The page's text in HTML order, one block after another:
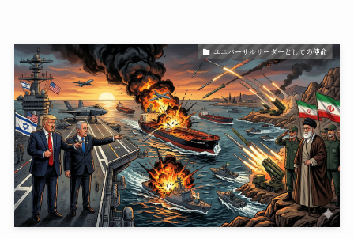
ユニバーサルリーダーとしての使命